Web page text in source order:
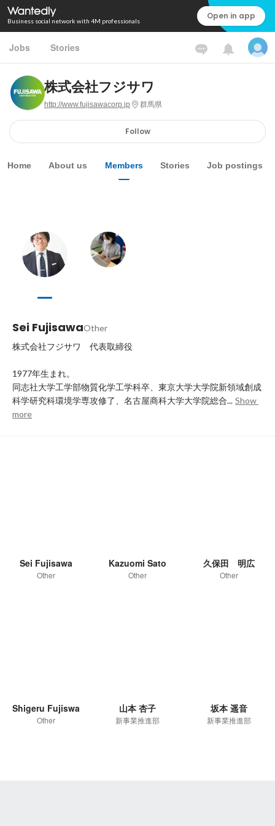
Business social network with 4M professionals Open in app
Jobs Stories
株式会社フジサワ
http://www.fujisawacorp.jp 群馬県
Follow
Home About us Members Stories Job postings
Sei FujisawaOther
株式会社フジサワ　代表取締役
1977年生まれ。
同志社大学工学部物質化学工学科卒、東京大学大学院新領域創成
科学研究科環境学専攻修了、名古屋商科大学大学院総合... Show
more
Sei Fujisawa
Other
Kazuomi Sato
Other
久保田 明広
Other
Shigeru Fujiswa
Other
山本 杏子
新事業推進部
坂本 遥音
新事業推進部